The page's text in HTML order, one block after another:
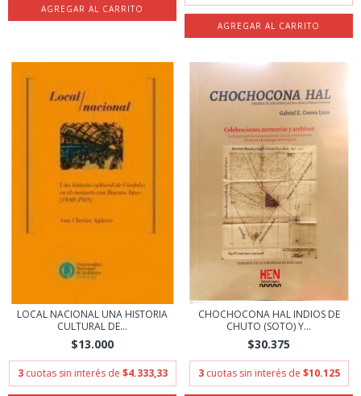
LOCAL NACIONAL UNA HISTORIA
CULTURAL DE...
$13.000
3 cuotas sin interés de $4.333,33
CHOCHOCONA HAL INDIOS DE
CHUTO (SOTO) Y...
$30.375
3 cuotas sin interés de $10.125